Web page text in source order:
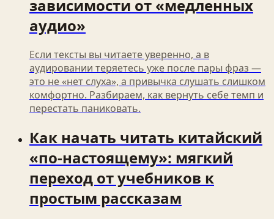
зависимости от «медленных
аудио»
Если тексты вы читаете уверенно, а в
аудировании теряетесь уже после пары фраз —
это не «нет слуха», а привычка слушать слишком
комфортно. Разбираем, как вернуть себе темп и
перестать паниковать.
Как начать читать китайский
«по-настоящему»: мягкий
переход от учебников к
простым рассказам